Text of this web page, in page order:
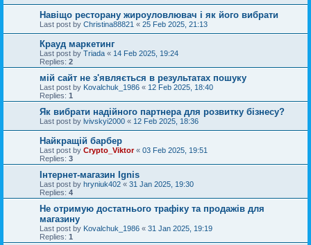
Навіщо ресторану жироуловлювач і як його вибрати
Last post by Christina88821 « 25 Feb 2025, 21:13
Крауд маркетинг
Last post by Triada « 14 Feb 2025, 19:24
Replies: 2
мій сайт не з'являється в результатах пошуку
Last post by Kovalchuk_1986 « 12 Feb 2025, 18:40
Replies: 1
Як вибрати надійного партнера для розвитку бізнесу?
Last post by lvivskyi2000 « 12 Feb 2025, 18:36
Найкращій барбер
Last post by Crypto_Viktor« 03 Feb 2025, 19:51
Replies: 3
Інтернет-магазин Ignis
Last post by hryniuk402 « 31 Jan 2025, 19:30
Replies: 4
Не отримую достатнього трафіку та продажів для
магазину
Last post by Kovalchuk_1986 « 31 Jan 2025, 19:19
Replies: 1